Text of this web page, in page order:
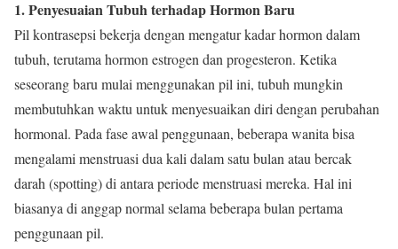
1. Penyesuaian Tubuh terhadap Hormon Baru
Pil kontrasepsi bekerja dengan mengatur kadar hormon dalam
tubuh, terutama hormon estrogen dan progesteron. Ketika
seseorang baru mulai menggunakan pil ini, tubuh mungkin
membutuhkan waktu untuk menyesuaikan diri dengan perubahan
hormonal. Pada fase awal penggunaan, beberapa wanita bisa
mengalami menstruasi dua kali dalam satu bulan atau bercak
darah (spotting) di antara periode menstruasi mereka. Hal ini
biasanya di anggap normal selama beberapa bulan pertama
penggunaan pil.